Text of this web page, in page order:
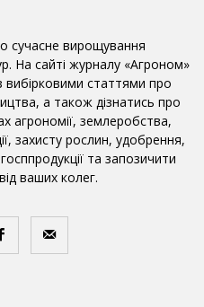
сучасне вирощування
На сайті журналу «Агроном»
статтями про
а також дізнатись про
агрономії, землеробства,
захисту рослин, удобрення,
та запозичити
ваших колег.